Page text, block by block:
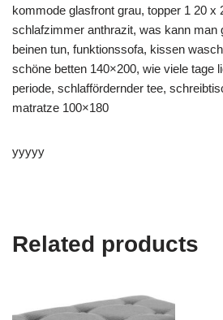
kommode glasfront grau, topper 1 20 x
schlafzimmer anthrazit, was kann man
beinen tun, funktionssofa, kissen
schöne betten 140×200, wie viele tage
periode, schlaffördernder tee,
matratze 100×180
yyyyy
Related products